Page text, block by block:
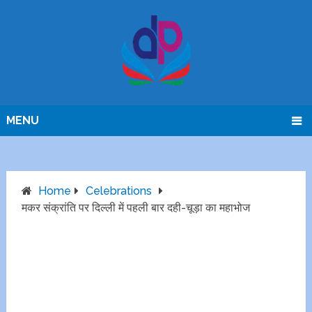
MENU
Home
Celebrations
मकर संक्रांति पर दिल्ली में पहली बार दही-चूड़ा का महाभोज